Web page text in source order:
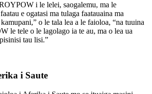
i le lelei, saogalemu, ma le
e ogatasi ma tulaga faatauaina ma
o le tala lea a le faioloa, “na tuuina
le tele o le lagolago ia te au, ma o lea ua
tau lisi.”
i Saute